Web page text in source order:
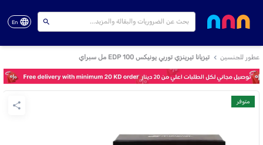
En
عطور للجنسين تيزيانا تيرينزي توربي يونيكس EDP 100 مل سبراي
متوفر